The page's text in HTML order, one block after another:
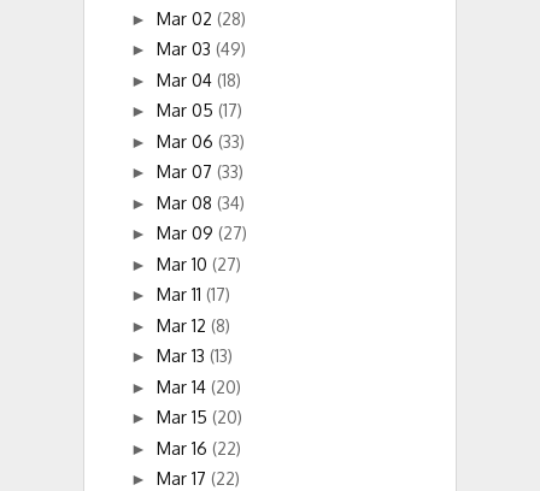
► Mar 02 (28)
► Mar 03 (49)
► Mar 04 (18)
► Mar 05 (17)
► Mar 06 (33)
► Mar 07 (33)
► Mar 08 (34)
► Mar 09 (27)
► Mar 10 (27)
► Mar 11 (17)
► Mar 12 (8)
► Mar 13 (13)
► Mar 14 (20)
► Mar 15 (20)
► Mar 16 (22)
► Mar 17 (22)